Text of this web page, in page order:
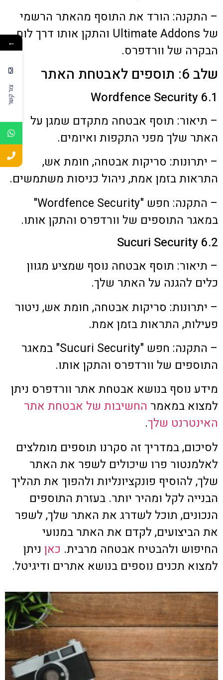
– התקנה: הורד את התוסף מהאתר הרשמי
של Ultimate Addons והתקן אותו דרך לוח
הבקרה של וורדפרס.
שלב 6: תוספים לאבטחת האתר
6.1 Wordfence Security
– תיאור: תוסף אבטחה מתקדם שמגן על
האתר שלך מפני התקפות ואיומים.
– יתרונות: סריקות אבטחה, חומת אש,
התראות בזמן אמת, ניהול כניסות משתמשים.
– התקנה: חפש "Wordfence Security"
במאגר התוספים של וורדפרס והתקן אותו.
6.2 Sucuri Security
– תיאור: תוסף אבטחה נוסף שמציע מגוון
כלים להגנה על האתר שלך.
– יתרונות: סריקות אבטחה, חומת אש, ניטור
פעילות, התראות בזמן אמת.
– התקנה: חפש "Sucuri Security" במאגר
התוספים של וורדפרס והתקן אותו.
מידע נוסף בנושא אבטחת אתר וורדפרס ניתן
למצוא במאמר החשיבות של אבטחת אתר
האינטרנט שלך.
לסיכום, במדריך זה סקרנו תוספים מומלצים
לאלמנטור פרו שיכולים לשפר את האתר
שלך, להוסיף פונקציונליות ולהפוך את תהליך
הבנייה לקל ומהיר יותר. בעזרת התוספים
הנכונים, תוכל לשדרג את האתר שלך, לשפר
את הביצועים, לקדם את האתר במנועי
החיפוש ולהבטיח אבטחה מרבית. כאן ניתן
למצוא תכנים נוספים בנושא אתרים ודיגיטל.
←
צור קשר